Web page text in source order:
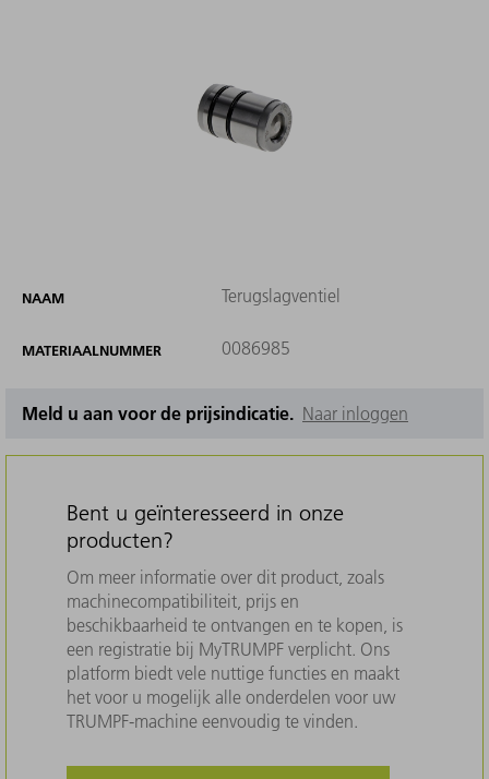
NAAM Terugslagventiel
MATERIAALNUMMER 0086985
Meld u aan voor de prijsindicatie. Naar inloggen
Bent u geïnteresseerd in onze
producten?
Om meer informatie over dit product, zoals
machinecompatibiliteit, prijs en
beschikbaarheid te ontvangen en te kopen, is
een registratie bij MyTRUMPF verplicht. Ons
platform biedt vele nuttige functies en maakt
het voor u mogelijk alle onderdelen voor uw
TRUMPF-machine eenvoudig te vinden.